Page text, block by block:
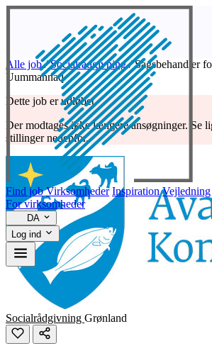
Find job Virksomheder Inspiration Vejledning
For virksomheder
DA
Log ind
Alle job / Socialrådgivning / Sagsbehandler
Uummannaq
Dette job er udløbet
Der modtages ikke længere ansøgninger. Se
stillinger nedenfor.
Socialrådgivning Grønland